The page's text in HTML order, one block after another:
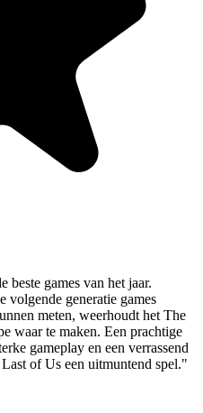
beste games van het jaar.
generatie games
meten, weerhoudt het The
waar te maken. Een prachtige
gameplay en een verrassend
of Us een uitmuntend spel."